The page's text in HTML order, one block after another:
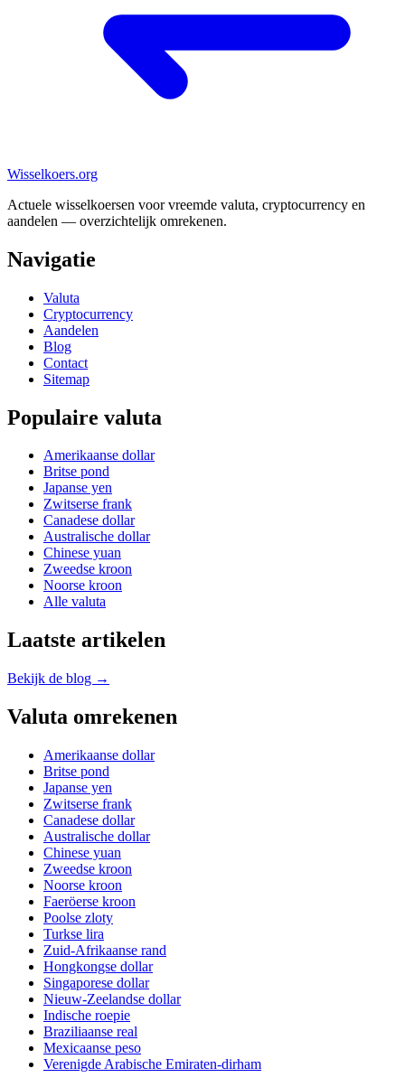
Wisselkoers.org
Actuele wisselkoersen voor vreemde valuta, cryptocurrency en
aandelen — overzichtelijk omrekenen.
Navigatie
Valuta
Cryptocurrency
Aandelen
Blog
Contact
Sitemap
Populaire valuta
Amerikaanse dollar
Britse pond
Japanse yen
Zwitserse frank
Canadese dollar
Australische dollar
Chinese yuan
Zweedse kroon
Noorse kroon
Alle valuta
Laatste artikelen
Bekijk de blog →
Valuta omrekenen
Amerikaanse dollar
Britse pond
Japanse yen
Zwitserse frank
Canadese dollar
Australische dollar
Chinese yuan
Zweedse kroon
Noorse kroon
Faeröerse kroon
Poolse zloty
Turkse lira
Zuid-Afrikaanse rand
Hongkongse dollar
Singaporese dollar
Nieuw-Zeelandse dollar
Indische roepie
Braziliaanse real
Mexicaanse peso
Verenigde Arabische Emiraten-dirham